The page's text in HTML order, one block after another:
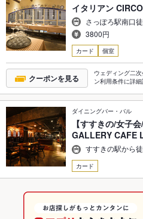
イタリアン
さっぽろ駅南口
3800円
カード 個室
クーポンを見る
ウェディング二
ン利用条件に詳
ダイニングバー・バル
【すすきの/女子
GALLERY CAFE
すすきの駅から
カード